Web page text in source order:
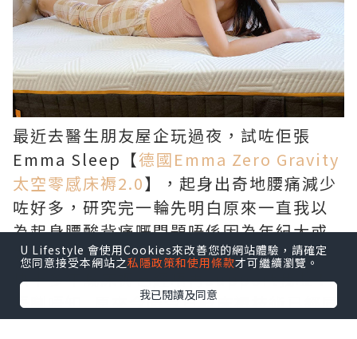
最近去醫生朋友屋企玩過夜，試咗佢張
Emma Sleep【德國Emma Zero Gravity
太空零感床褥2.0】，起身出奇地腰痛減少
咗好多，研究完一輪先明白原來一直我以
為起身腰酸背痛嘅問題唔係因為年紀大或
者睡眠時間唔夠長，而後因為我屋企瞓緊
快十多年嘅床褥已經唔再support我啦！
唔瞓唔知, 原來今時今日嘅床褥技術已經同
我10前買嘅舊床褥差好遠!!
U Lifestyle 會使用Cookies來改善您的網站體驗，請確定
您同意接受本網站之私隱政策和使用條款才可繼續瀏覽。
我已閱讀及同意